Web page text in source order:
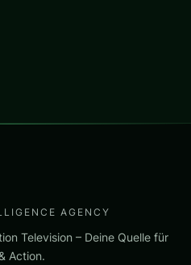
AGENCY
Television – Deine Quelle für
Action.